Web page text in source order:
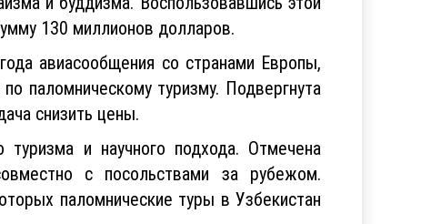
отношении является, прежде всего,
и буддизма. Воспользовавшись этой
130 миллионов долларов.
авиасообщения со странами Европы,
паломническому туризму. Подвергнута
снизить цены.
туризма и научного подхода. Отмечена
с посольствами за рубежом.